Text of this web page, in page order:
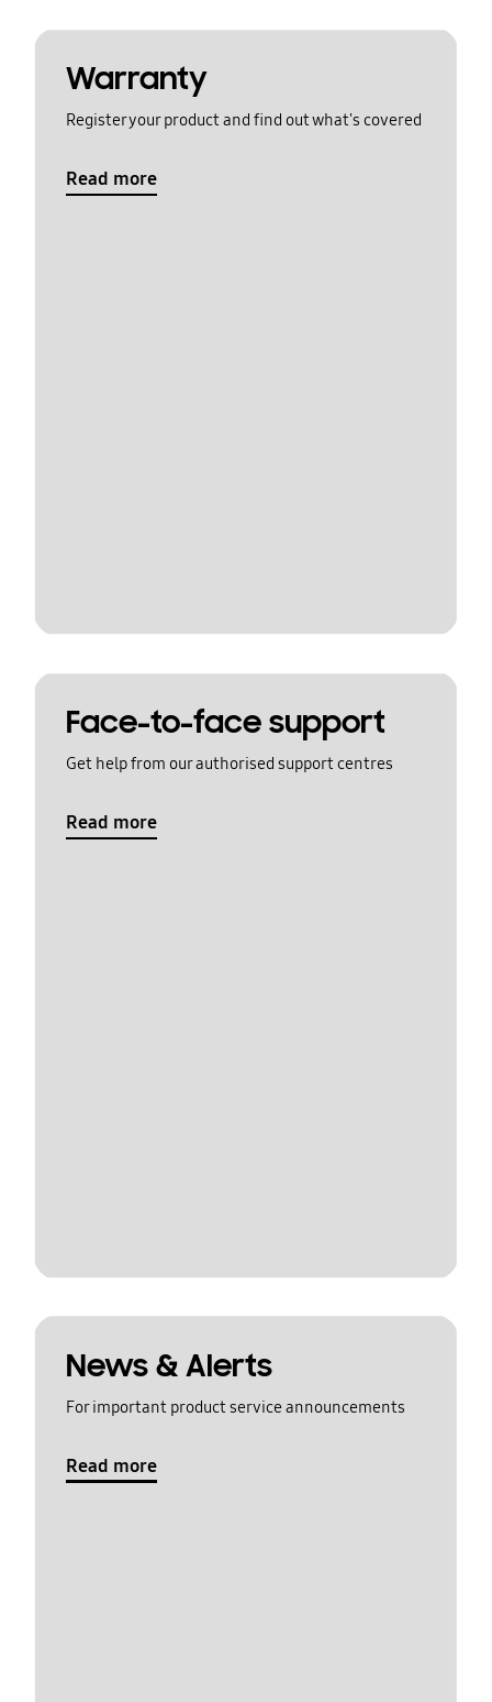
Warranty
Register your product and find out what's covered
Read more
Face-to-face support
Get help from our authorised support centres
Read more
News & Alerts
For important product service announcements
Read more